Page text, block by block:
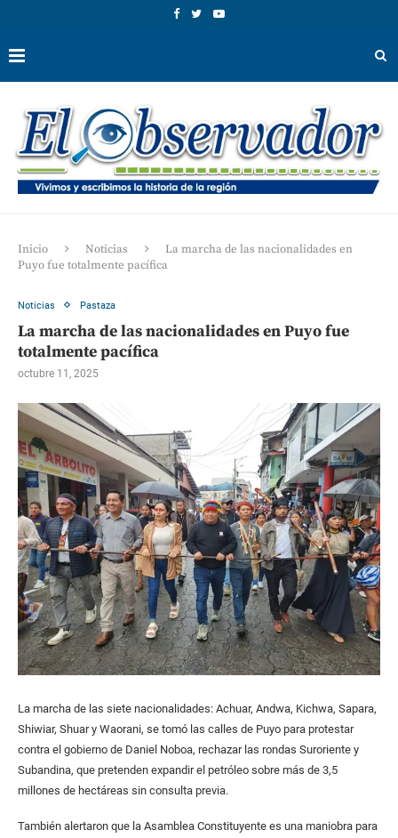
Inicio Noticias
La marcha de las nacionalidades en
Puyo fue totalmente pacífica
Noticias Pastaza
La marcha de las nacionalidades en Puyo fue
totalmente pacífica
octubre 11, 2025
La marcha de las siete nacionalidades: Achuar, Andwa, Kichwa, Sapara,
Shiwiar, Shuar y Waorani, se tomó las calles de Puyo para protestar
contra el gobierno de Daniel Noboa, rechazar las rondas Suroriente y
Subandina, que pretenden expandir el petróleo sobre más de 3,5
millones de hectáreas sin consulta previa.
También alertaron que la Asamblea Constituyente es una maniobra para